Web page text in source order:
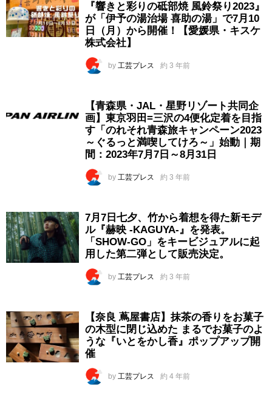
『響きと彩りの砥部焼 風鈴祭り2023』
が「伊予の湯治場 喜助の湯」で7月10
日（月）から開催！【愛媛県・キスケ
株式会社】
by 工芸プレス 約 3 年前
【青森県・JAL・星野リゾート共同企
画】東京羽田=三沢の4便化定着を目指
す「のれそれ青森旅キャンペーン2023
～ぐるっと満喫してけろ～」始動｜期
間：2023年7月7日～8月31日
by 工芸プレス 約 3 年前
7月7日七夕、竹から着想を得た新モデ
ル『赫映 -KAGUYA-』を発表。
「SHOW-GO」をキービジュアルに起
用した第二弾として販売決定。
by 工芸プレス 約 3 年前
【奈良 蔦屋書店】抹茶の香りをお菓子
の木型に閉じ込めた まるでお菓子のよ
うな『いとをかし香』ポップアップ開
催
by 工芸プレス 約 4 年前